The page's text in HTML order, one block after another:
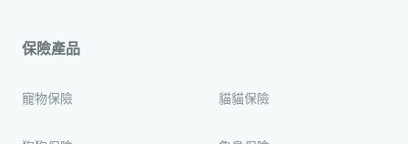
保險產品
寵物保險 貓貓保險